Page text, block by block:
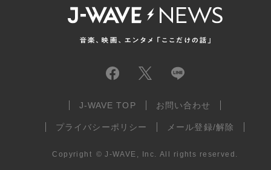
J-WAVE TOP お問い合わせ
プライバシーポリシー メール登録/解除
Copyright © J-WAVE, Inc. All rights reserved.